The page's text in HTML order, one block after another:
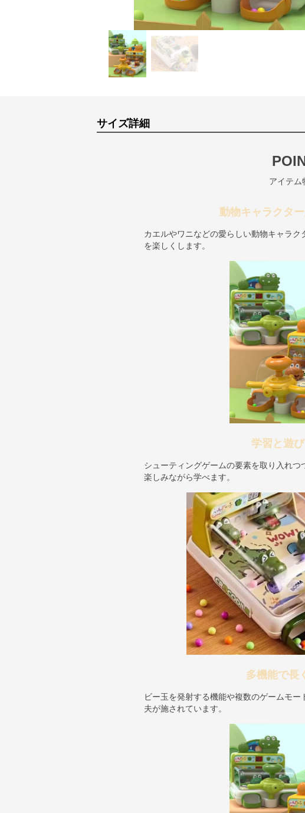
サイズ詳細
アイテム
動物キャラクタ
カエルやワニなどの愛らしい動物キャラ
を楽しくします。
学習と遊
シューティングゲームの要素を取り入れつ
楽しみながら学べます。
多機能で長
ビー玉を発射する機能や複数のゲームモ
夫が施されています。